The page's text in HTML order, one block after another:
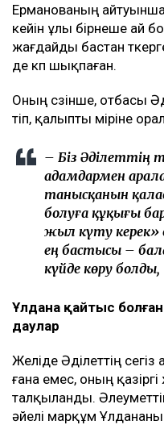
Ерманованың
кейін ұлы бірнеше ай
жағдайды бастан
де көп шықпаған.
Оның сөзінше, отбасы
өтіп, қалыпты өміріне
– Біз Әділеттің
адамдармен
танысқанын
болуға құқығы
жыл күту керек»
ең бастысы –
күйде көру
Ұлдана қайтыс
даулар
Желіде Әділеттің сегіз
ғана емес, оның
талқыланды.
әйелі марқұм